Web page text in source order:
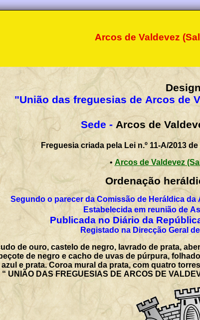
Arcos de Valdevez
"União das freguesias de Arcos de
Sede - Arcos de
Freguesia criada pela Lei n.º 11-A/2013
•
Arcos de Valdevez
Segundo o parecer da Comissão de Heráldica
Estabelecida em reunião de
Publicada no Diário da
Registado na Direcção Geral
de ouro, castelo de negro, lavrado de prata,
de negro e cacho de uvas de púrpura,
e prata. Coroa mural da prata, com quatro
UNIÃO DAS FREGUESIAS DE ARCOS DE